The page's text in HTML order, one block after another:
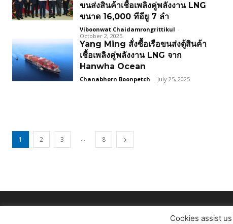
ขนส่งสินค้าเชื้อเพลิงคู่พลังงาน LNG
ขนาด 16,000 ทีอียู 7 ลำ
Viboonwat Chaidamrongrittikul -
October 2, 2025
Yang Ming สั่งซื้อเรือขนส่งตู้สินค้า
เชื้อเพลิงคู่พลังงาน LNG จาก
Hanwha Ocean
Chanabhorn Boonpetch - July 25, 2025
1 2 3 ... 8
Cookies assist